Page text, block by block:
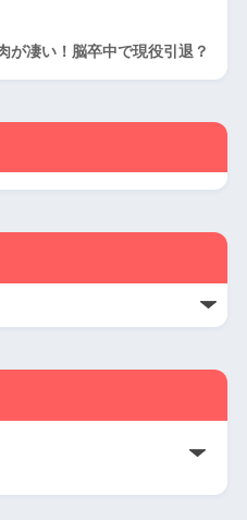
が凄い！脳卒中で現役引退？